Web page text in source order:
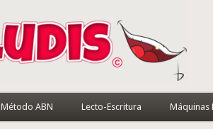
Método ABN Lecto-Escritura Máquinas